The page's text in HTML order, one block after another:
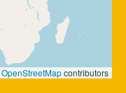
OpenStreetMapcontributors